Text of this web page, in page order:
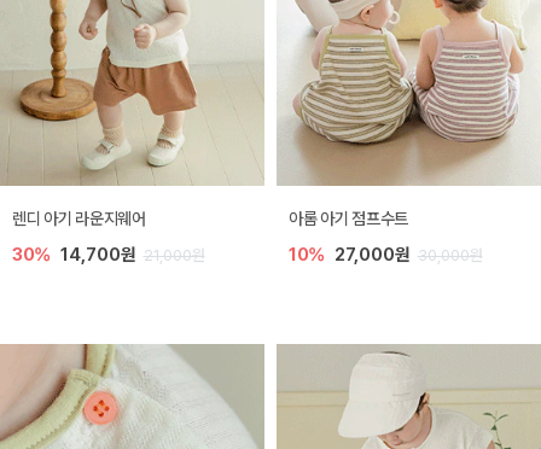
렌디 아기 라운지웨어
30% 14,700원 21,000원
아롬 아기 점프수트
10% 27,000원 30,000원